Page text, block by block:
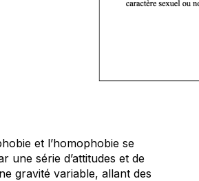
et l’homophobie se
une série d’attitudes et de
gravité variable, allant des